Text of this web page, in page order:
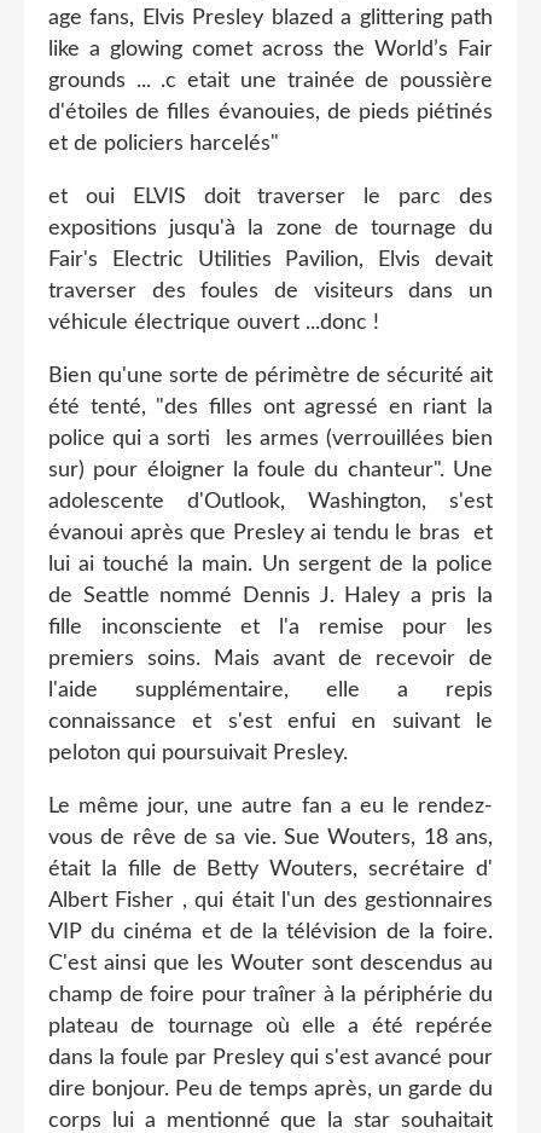
age fans, Elvis Presley blazed a glittering path
like a glowing comet across the World’s Fair
grounds ... .c etait une trainée de poussière
d'étoiles de filles évanouies, de pieds piétinés
et de policiers harcelés"
et oui ELVIS doit traverser le parc des
expositions jusqu'à la zone de tournage du
Fair's Electric Utilities Pavilion, Elvis devait
traverser des foules de visiteurs dans un
véhicule électrique ouvert ...donc !
Bien qu'une sorte de périmètre de sécurité ait
été tenté, "des filles ont agressé en riant la
police qui a sorti les armes (verrouillées bien
sur) pour éloigner la foule du chanteur". Une
adolescente d'Outlook, Washington, s'est
évanoui après que Presley ai tendu le bras et
lui ai touché la main. Un sergent de la police
de Seattle nommé Dennis J. Haley a pris la
fille inconsciente et l'a remise pour les
premiers soins. Mais avant de recevoir de
l'aide supplémentaire, elle a repis
connaissance et s'est enfui en suivant le
peloton qui poursuivait Presley.
Le même jour, une autre fan a eu le rendez-
vous de rêve de sa vie. Sue Wouters, 18 ans,
était la fille de Betty Wouters, secrétaire d'
Albert Fisher , qui était l'un des gestionnaires
VIP du cinéma et de la télévision de la foire.
C'est ainsi que les Wouter sont descendus au
champ de foire pour traîner à la périphérie du
plateau de tournage où elle a été repérée
dans la foule par Presley qui s'est avancé pour
dire bonjour. Peu de temps après, un garde du
corps lui a mentionné que la star souhaitait